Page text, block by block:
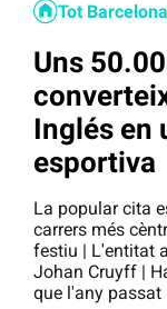
Tot
Uns
Inglés en
esportiva
La popular cita
carrers més
festiu | L'entitat
Johan Cruyff |
que l'any passat